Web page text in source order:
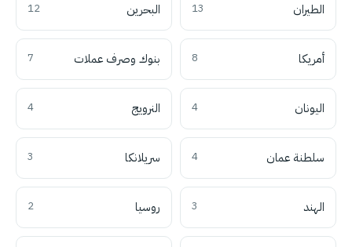
الطيران 13 البحرين 12
أمريكا 8 بنوك وصرف عملات 7
اليونان 4 النرويج 4
سلطنة عمان 4 سريلانكا 3
الهند 3 روسيا 2